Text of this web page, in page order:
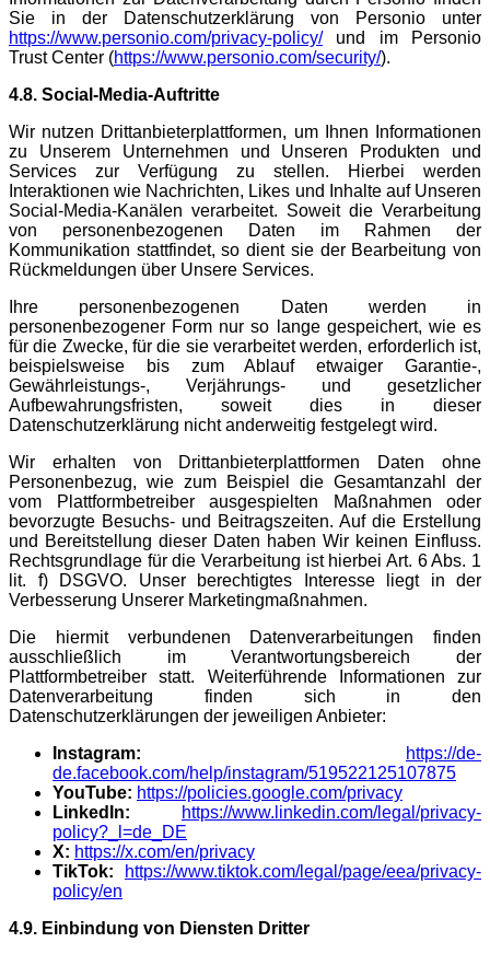
Sie in der Datenschutzerklärung von Personio unter
https://www.personio.com/privacy-policy/und im Personio
Trust Center (https://www.personio.com/security/).
4.8. Social-Media-Auftritte
Wir nutzen Drittanbieterplattformen, um Ihnen Informationen
zu Unserem Unternehmen und Unseren Produkten und
Services zur Verfügung zu stellen. Hierbei werden
Interaktionen wie Nachrichten, Likes und Inhalte auf Unseren
Social-Media-Kanälen verarbeitet. Soweit die Verarbeitung
von personenbezogenen Daten im Rahmen der
Kommunikation stattfindet, so dient sie der Bearbeitung von
Rückmeldungen über Unsere Services.
Ihre personenbezogenen Daten werden in
personenbezogener Form nur so lange gespeichert, wie es
für die Zwecke, für die sie verarbeitet werden, erforderlich ist,
beispielsweise bis zum Ablauf etwaiger Garantie-,
Gewährleistungs-, Verjährungs- und gesetzlicher
Aufbewahrungsfristen, soweit dies in dieser
Datenschutzerklärung nicht anderweitig festgelegt wird.
Wir erhalten von Drittanbieterplattformen Daten ohne
Personenbezug, wie zum Beispiel die Gesamtanzahl der
vom Plattformbetreiber ausgespielten Maßnahmen oder
bevorzugte Besuchs- und Beitragszeiten. Auf die Erstellung
und Bereitstellung dieser Daten haben Wir keinen Einfluss.
Rechtsgrundlage für die Verarbeitung ist hierbei Art. 6 Abs. 1
lit. f) DSGVO. Unser berechtigtes Interesse liegt in der
Verbesserung Unserer Marketingmaßnahmen.
Die hiermit verbundenen Datenverarbeitungen finden
ausschließlich im Verantwortungsbereich der
Plattformbetreiber statt. Weiterführende Informationen zur
Datenverarbeitung finden sich in den
Datenschutzerklärungen der jeweiligen Anbieter:
Instagram:
https://de-
de.facebook.com/help/instagram/519522125107875
YouTube: https://policies.google.com/privacy
LinkedIn:
https://www.linkedin.com/legal/privacy-
policy?_l=de_DE
X: https://x.com/en/privacy
TikTok:
https://www.tiktok.com/legal/page/eea/privacy-
policy/en
4.9. Einbindung von Diensten Dritter